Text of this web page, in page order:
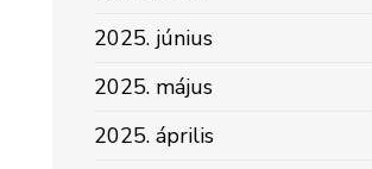
2025. június
2025. május
2025. április